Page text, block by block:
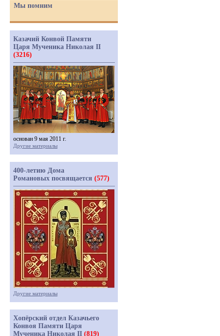
Мы помним
Казачий Конвой Памяти
Царя Мученика Николая II
(3216)
основан 9 мая 2011 г.
Другие материалы
400-летию Дома
Романовых посвящается (577)
Другие материалы
Хопёрский отдел Казачьего
Конвоя Памяти Царя
Мученика Николая II (819)